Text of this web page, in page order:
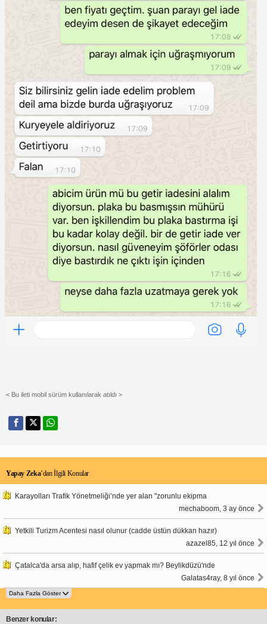
< Bu ileti mobil sürüm kullanılarak atıldı >
Yapay Zeka’dan İlgili Konular
Karayolları Trafik Yönetmeliği’nde yer alan "zorunlu ekipma
mechaboom, 3 ay önce
Yetkili Turizm Acentesi nasıl olunur (cadde üstün dükkan hazır)
azazel85, 12 yıl önce
Çatalca'da arsa alıp, hafif çelik ev yapmak mı? Beylikdüzü'nde
Galatas4ray, 8 yıl önce
Benzer konular: